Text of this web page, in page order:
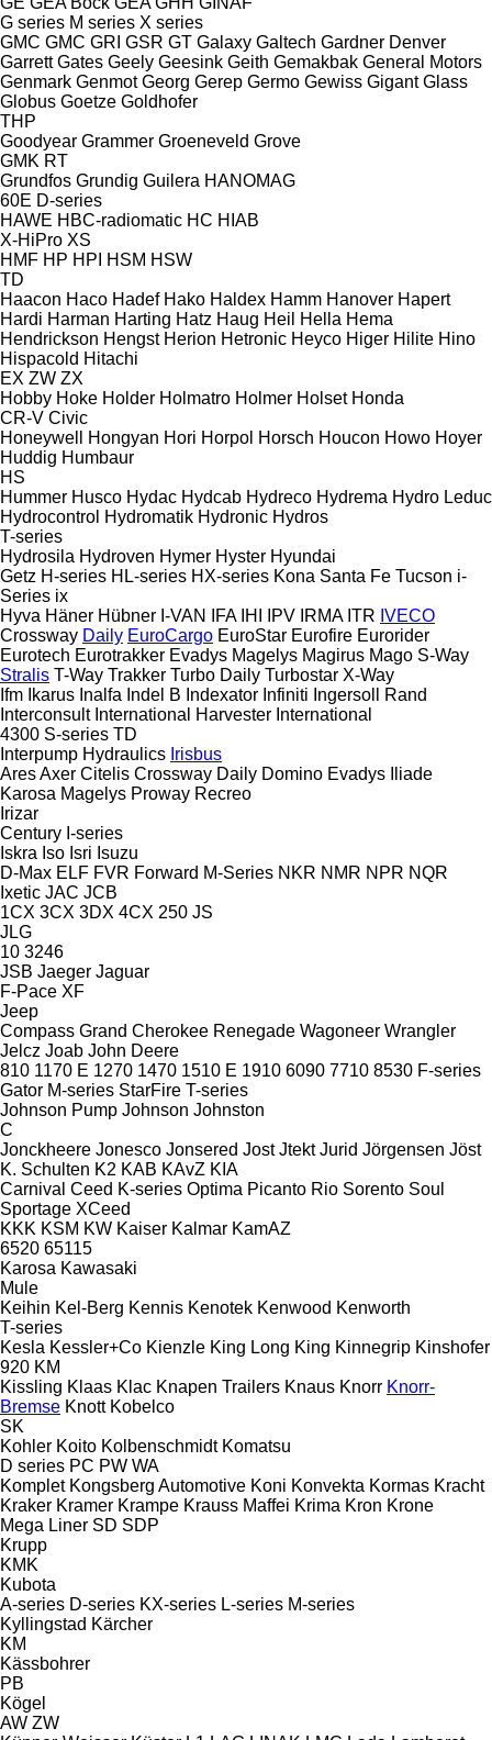
G series M series X series
GMC GMC GRI GSR GT Galaxy Galtech Gardner Denver
Garrett Gates Geely Geesink Geith Gemakbak General Motors
Genmark Genmot Georg Gerep Germo Gewiss Gigant Glass
Globus Goetze Goldhofer
THP
Goodyear Grammer Groeneveld Grove
GMK RT
Grundfos Grundig Guilera HANOMAG
60E D-series
HAWE HBC-radiomatic HC HIAB
X-HiPro XS
HMF HP HPI HSM HSW
TD
Haacon Haco Hadef Hako Haldex Hamm Hanover Hapert
Hardi Harman Harting Hatz Haug Heil Hella Hema
Hendrickson Hengst Herion Hetronic Heyco Higer Hilite Hino
Hispacold Hitachi
EX ZW ZX
Hobby Hoke Holder Holmatro Holmer Holset Honda
CR-V Civic
Honeywell
Hongyan Hori Horpol Horsch Houcon Howo Hoyer
Huddig Humbaur
HS
Hummer Husco Hydac Hydcab Hydreco Hydrema Hydro Leduc
Hydrocontrol Hydromatik Hydronic Hydros
T-series
Hydrosila Hydroven Hymer Hyster Hyundai
Getz H-series HL-series HX-series Kona Santa Fe Tucson i-
Series ix
Hyva Häner Hübner I-VAN IFA IHI IPV IRMA ITR IVECO
Crossway Daily EuroCargo EuroStar Eurofire Eurorider
Eurotech Eurotrakker Evadys Magelys Magirus Mago S-Way
Stralis T-Way Trakker Turbo Daily Turbostar X-Way
Ifm Ikarus Inalfa Indel B Indexator Infiniti Ingersoll Rand
Interconsult International Harvester International
4300 S-series TD
Interpump Hydraulics Irisbus
AresAxer Citelis Crossway Daily Domino Evadys
Iliade
Karosa Magelys Proway Recreo
Irizar
Century I-series
Iskra Iso Isri Isuzu
D-Max ELF FVR Forward M-Series NKR NMR NPR NQR
Ixetic JAC JCB
1CX 3CX 3DX 4CX 250 JS
JLG
10 3246
JSB Jaeger Jaguar
F-Pace XF
Jeep
Compass Grand Cherokee Renegade Wagoneer Wrangler
Jelcz Joab John Deere
810 1170 E 1270 1470 1510 E 1910 6090 7710 8530 F-series
Gator M-series StarFire T-series
Johnson Pump Johnson Johnston
C
Jonckheere Jonesco Jonsered Jost Jtekt Jurid Jörgensen Jöst
K. Schulten K2 KAB KAvZ KIA
Carnival Ceed K-series Optima Picanto Rio Sorento Soul
Sportage XCeed
KKK KSM KW Kaiser Kalmar KamAZ
6520 65115
Karosa Kawasaki
Mule
Keihin Kel-Berg Kennis Kenotek Kenwood Kenworth
T-series
Kesla Kessler+Co Kienzle King Long King Kinnegrip Kinshofer
920 KM
Kissling Klaas Klac Knapen Trailers Knaus Knorr Knorr-
Bremse Knott Kobelco
SK
Kohler Koito Kolbenschmidt Komatsu
D series PC PW WA
Komplet Kongsberg Automotive Koni Konvekta Kormas Kracht
Kraker Kramer Krampe Krauss Maffei Krima Kron Krone
Mega Liner SD SDP
Krupp
KMK
Kubota
A-series D-series KX-series L-series M-series
Kyllingstad Kärcher
KM
Kässbohrer
PB
Kögel
AW ZW